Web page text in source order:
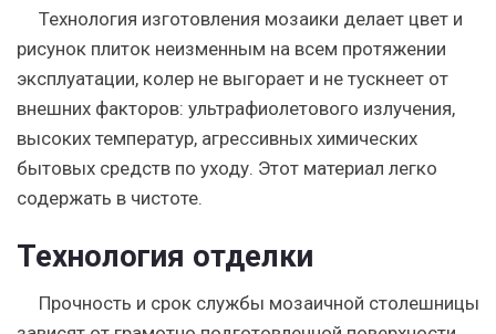
Технология изготовления мозаики делает цвет и
рисунок плиток неизменным на всем протяжении
эксплуатации, колер не выгорает и не тускнеет от
внешних факторов: ультрафиолетового излучения,
высоких температур, агрессивных химических
бытовых средств по уходу. Этот материал легко
содержать в чистоте.
Технология отделки
Прочность и срок службы мозаичной столешницы